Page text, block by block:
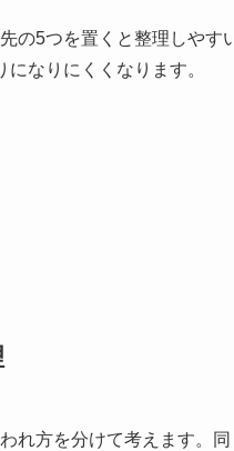
の5つを置くと整理しやす
なりにくくなります。
れ方を分けて考えます。同